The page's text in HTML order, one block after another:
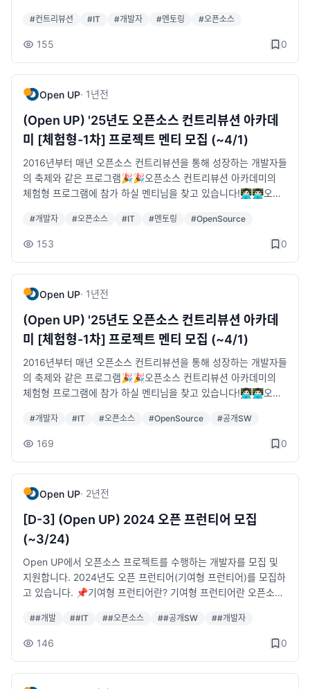
Git 활용 및 Yocto Project
오픈소스 컨트리뷰션 체험을 시작해 보세요!나와 같은 관심사를
입니다.• 모집대상 : 예비 및 초급 개발자• 모집기간 : 2025.08.0
8.(금) ~ 2025.08.31.(일)• 선정결과 : https://www.oss.kr/ -&
25_OSSCA_exp_mentee_02• 신청접수 : https://www.contri
bution.ac/주최: 과학기술정보통신부주관: 정보통신산업진흥원,
Open UP운영: 한국IT비즈니스진흥협회
분!오픈소스 컨트리뷰션 아카데미는 이렇게 운영됩니다!1.&nbsp;
사무국(Open UP) 운영 공식 행사 ※오프라인 필참&nbsp;-&gt;
발대식, 성과공유회(발표평가), 시상식2. 팀별 멘토링 진행&nbsp;
은 프로젝트 별 상이)&nbsp;- 팀별 컨트리뷰션 운영방안은 프로
젝트 가이드 참고활동 의무사항- 프로젝트 팀의 주기적인 온·오프
라인 컨트리뷰션 세션 적극 참여- 주요 프로그램 행사(발대식, 성
과공유회, 시상식 등) 필수 참여- 멘티 개별 중간보고, 최종보고 제
출&nbsp;- 프로젝트 팀별 발표자료 제작 (성과공유회 제출용)· 모
집대상: 오픈소스 프로젝트에 관심 있으며 직접 기여해 보고, 참여
해 보고 싶은 누구나· 모집기간: 2025. 05. 27.(화) ~ 2025. 06.
상세안내:&nbsp;https://bit.ly/25-ossca-mentees· 프로젝트
&nbsp;https://www.contribution.ac/· 주최: 과학기술정보통신
부· 주관: 정보통신산업진흥원, Open UP· 운영: 한국IT비즈니스
트리뷰션 아카데미 [참여형] 프로그램이란?&nbsp;-&nbsp;언어,
개발문화, 시작의 두려움에 대한 진입장벽을 허물고 선배 개발자
가 국내·외 공개SW 프로젝트에 실제 참여하여 개발 및 협업 노하
우를 전수하는 멘토링 프로그램이런 분들은 오픈소스 컨트리뷰션
아카데미에 꼭 참여하셔야 합니다!​-&nbsp;컨트리뷰션 아카데미
프로젝트 중 관심있는 프로젝트가 있고 항상 기여해 보고자 하는
마음이 컸지만 선뜻 혼자 도전해 보길 망설이셨던 분!&nbsp;- 오
픈소스 역량을 보유한 개발자로 거듭나기 위해 프로젝트에 직접
기여해 보며 커리어 향상에 도움 받고 싶으신 분!&nbsp;- 다양한
오픈소스 프로젝트에 대해 공부하고 직접 개발이슈에 참여해보고
분!오픈소스 컨트리뷰션 아카데미는 이렇게 운영됩니다!1.&nbsp;
사무국(Open UP) 운영 공식 행사 ※오프라인 필참&nbsp;-&gt;
발대식, 성과공유회(발표평가), 시상식2. 팀별 멘토링 진행&nbsp;
은 프로젝트 별 상이)&nbsp;- 팀별 컨트리뷰션 운영방안은 프로
젝트 가이드 참고활동 의무사항- 프로젝트 팀의 주기적인 온·오프
라인 컨트리뷰션 세션 적극 참여- 주요 프로그램 행사(발대식, 성
과공유회, 시상식 등) 필수 참여- 멘티 개별 중간보고, 최종보고 제
출&nbsp;- 프로젝트 팀별 발표자료 제작 (성과공유회 제출용)· 모
집대상: 오픈소스 프로젝트에 관심 있으며 직접 기여해 보고, 참여
해 보고 싶은 누구나· 모집기간: 2025. 05. 27.(화) ~ 2025. 06.
상세안내:&nbsp;https://bit.ly/25-ossca-mentees· 프로젝트
&nbsp;https://www.contribution.ac/ · 주최: 과학기술정보통
신부· 주관: 정보통신산업진흥원, Open UP· 운영: 한국IT비즈니
#컨트리뷰션 #IT #개발자 #멘토링 #오픈소스
155 0
Open UP· 1년전
(Open UP) '25년도 오픈소스 컨트리뷰션 아카데
미 [체험형-1차] 프로젝트 멘티 모집 (~4/1)
2016년부터 매년 오픈소스 컨트리뷰션을 통해 성장하는 개발자들
의 축제와 같은 프로그램🎉🎉오픈소스 컨트리뷰션 아카데미의
체험형 프로그램에 참가 하실 멘티님을 찾고 있습니다!👩🏻‍💻👨🏻‍💻오픈
한 컨트리뷰션 체험형 패키지!오픈소스 컨트리뷰션 아카데미 체험
형 프로그램은 오픈소스 컨트리뷰션을 위한 기초과정으로,&nbsp;
트 참여, 확산 및 기여를 위한 필수적인 협업 도구인 Git의 활용과
분야별 오픈소스 프로젝트 컨트리뷰션을 체험할 수 있습니다.✅
오픈소스 컨트리뷰션 아카데미 체험형 프로그램은 이렇게 운영됩
니다!1. 초, 중급 과정 난이도인 교육 형태의 방식&nbsp;• 공통적
인 Git 심화 과정 멘토링 진행 (2주)&nbsp;• 분야별 오픈소스 프
로젝트 활용 실습 멘토링 진행 (4주)2. 발대식 진행 예정&nbsp;•
4월 중 - 오프라인 (상세 일정은 멘티 선발 후, 별도 안내 예정)&n
bsp;• 6주 동안 진행될 각각의 프로젝트 소개 / 멘토, 멘티 간 네
트에 참여해야 하는 이유!&nbsp;1. 현업에서 개발자로 활동 중인
멋진 멘토님들과 만나 오픈소스 프로젝트 활동으로 성장할 수 있
는 경험과 노하우를 전수 받아 보세요!&nbsp;2. 나와 같은 팀 뿐
프트웨어 예비·초급 개발자를 위한 단계적 멘토링 프로그램!&nbs
p;4. 오픈소스 개발문화를 체험해보고 싶은 누구나 참여 가능합니
다!✊🏻학업, 인턴, 재직 등의 이유로 시간적 여유가 없으신 분들 주
목!!&nbsp;• 오픈소스 컨트리뷰션 아카데미는 주기적인 수업 참
석의 형식으로 진행되는 프로그램이 아니니 걱정마세요.&nbsp;•
참여 프로젝트 멘토, 팀원들과 협의한 시간에 만나 모각코 방식의
형태로 기여를 진행합니다.💻총 10개의 다양한 체험형 프로젝트
선배 개발자 멘토단과 함께 오픈소스 컨트리뷰션 체험을 시작해
여·협업·소통할 수 있는 기회입니다.&nbsp;• 모집대상 : 예비 및
초급 개발자&nbsp;• 모집기간 : 2025.03.06.(목) ~ 2025.04.0
#개발자 #오픈소스 #IT #멘토링 #OpenSource
153 0
Open UP· 1년전
(Open UP) '25년도 오픈소스 컨트리뷰션 아카데
미 [체험형-1차] 프로젝트 멘티 모집 (~4/1)
2016년부터 매년 오픈소스 컨트리뷰션을 통해 성장하는 개발자들
의 축제와 같은 프로그램🎉🎉오픈소스 컨트리뷰션 아카데미의
체험형 프로그램에 참가 하실 멘티님을 찾고 있습니다!👩🏻‍💻👨🏻‍💻오픈
한 컨트리뷰션 체험형 패키지!오픈소스 컨트리뷰션 아카데미 체험
형 프로그램은 오픈소스 컨트리뷰션을 위한 기초과정으로,&nbsp;
트 참여, 확산 및 기여를 위한 필수적인 협업 도구인 Git의 활용과
분야별 오픈소스 프로젝트 컨트리뷰션을 체험할 수 있습니다.✅
오픈소스 컨트리뷰션 아카데미 체험형 프로그램은 이렇게 운영됩
니다!1. 초, 중급 과정 난이도인 교육 형태의 방식&nbsp;• 공통적
인 Git 심화 과정 멘토링 진행 (2주)&nbsp;• 분야별 오픈소스 프
로젝트 활용 실습 멘토링 진행 (4주)2. 발대식 진행 예정&nbsp;•
4월 중 - 오프라인 (상세 일정은 멘티 선발 후, 별도 안내 예정)&n
bsp;• 6주 동안 진행될 각각의 프로젝트 소개 / 멘토, 멘티 간 네
트에 참여해야 하는 이유!&nbsp;1. 현업에서 개발자로 활동 중인
멋진 멘토님들과 만나 오픈소스 프로젝트 활동으로 성장할 수 있
는 경험과 노하우를 전수 받아 보세요!&nbsp;2. 나와 같은 팀 뿐
#개발자 #IT #오픈소스 #OpenSource #공개SW
169 0
Open UP· 2년전
[D-3] (Open UP) 2024 오픈 프런티어 모집
(~3/24)
Open UP에서 오픈소스 프로젝트를 수행하는 개발자를 모집 및
지원합니다. 2024년도 오픈 프런티어(기여형 프런티어)를 모집하
고 있습니다. 📌기여형 프런티어란? 기여형 프런티어란 오픈소스
위해 확산 활동을 수행하는 프런티어 입니다. 단, 기여형 프런티어
는 개발 활동을 수행함과 동시에, 확산 활동에 주력하는 형태의 프
파치, 리눅스 등), 기업 등 국내∙외 기업에서 주도하는 핵심 오픈소
##개발 ##IT ##오픈소스 ##공개SW ##개발자
146 0